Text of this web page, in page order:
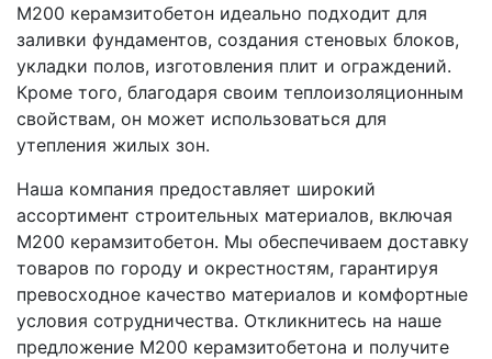
М200 керамзитобетон идеально подходит для
заливки фундаментов, создания стеновых блоков,
укладки полов, изготовления плит и ограждений.
Кроме того, благодаря своим теплоизоляционным
свойствам, он может использоваться для
утепления жилых зон.
Наша компания предоставляет широкий
ассортимент строительных материалов, включая
М200 керамзитобетон. Мы обеспечиваем доставку
товаров по городу и окрестностям, гарантируя
превосходное качество материалов и комфортные
условия сотрудничества. Откликнитесь на наше
предложение М200 керамзитобетона и получите